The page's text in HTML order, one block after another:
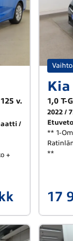
v.
+
Kia
1,0 T-
2022
Etuveto
** 1-
**
17